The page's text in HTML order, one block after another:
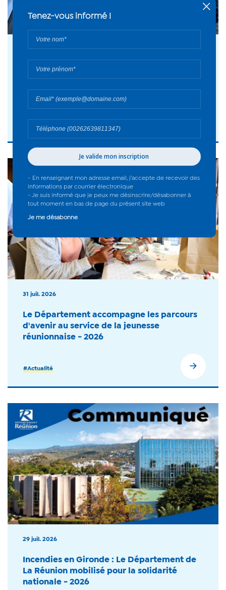
03 août 2026
La Réunion répond présente : 27 sapeurs-
pompiers partent en renfort - 2026
31 juil. 2026
Le Département accompagne les parcours
d'avenir au service de la jeunesse
réunionnaise - 2026
#Actualité
29 juil. 2026
Incendies en Gironde : Le Département de
La Réunion mobilisé pour la solidarité
nationale - 2026